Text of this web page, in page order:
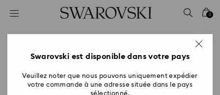
Accesskeys list
2 - Footer
0
Swarovski est disponible dans votre pays
Veuillez noter que nous pouvons uniquement expédier
votre commande à une adresse située dans le pays